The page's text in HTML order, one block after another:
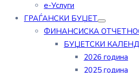
е-Услуги
ГРАЃАНСКИ БУЏЕТ
ФИНАНСИСКА
БУЏЕТСКИ
2026 година
2025 година